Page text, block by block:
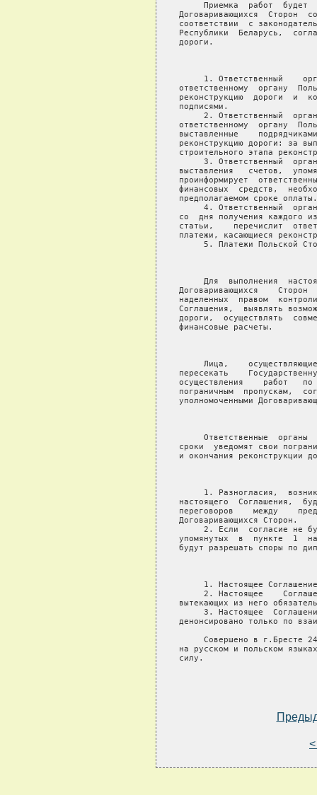
Приемка  работ  будет
Договаривающихся  Сторон
соответствии  с
Республики  Беларусь,
дороги.
1. Ответственный
ответственному  органу
реконструкцию  дороги  и
подписями.
2. Ответственный
ответственному  органу
выставленные
реконструкцию дороги: за
строительного этапа
3. Ответственный
выставления   счетов,
проинформирует
финансовых  средств,
предполагаемом сроке оплаты.
4. Ответственный
со  дня получения каждого
статьи,    перечислит
платежи, касающиеся
5. Платежи Польской
Для  выполнения
Договаривающихся    Сторон
наделенных  правом
Соглашения,  выявлять
дороги,  осуществлять
финансовые расчеты.
Лица,
пересекать
осуществления    работ   по
пограничным  пропускам,
уполномоченными
Ответственные  органы
сроки  уведомят свои
и окончания реконструкции
1. Разногласия,
настоящего  Соглашения,
переговоров    между
Договаривающихся Сторон.
2. Если  согласие не
упомянутых  в  пункте  1
будут разрешать споры по
1. Настоящее
2. Настоящее
вытекающих из него
3. Настоящее
денонсировано только по
Совершено в г.Бресте
на русском и польском
силу.